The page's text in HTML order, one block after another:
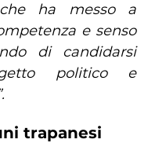
ha messo a
e senso
di candidarsi
politico e
trapanesi